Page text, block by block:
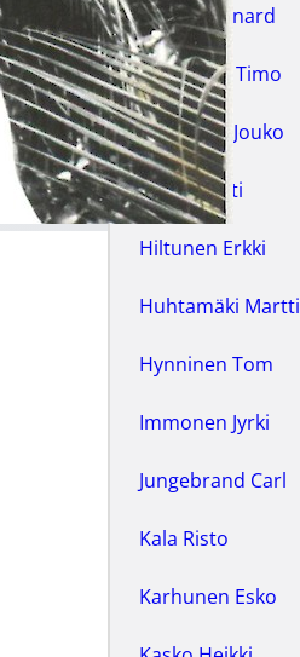
Harris Bernard
Haukilahti Timo
Heikkinen Jouko
Hilke Pentti
Hiltunen Erkki
Huhtamäki Martti
Hynninen Tom
Immonen Jyrki
Jungebrand Carl
Kala Risto
Karhunen Esko